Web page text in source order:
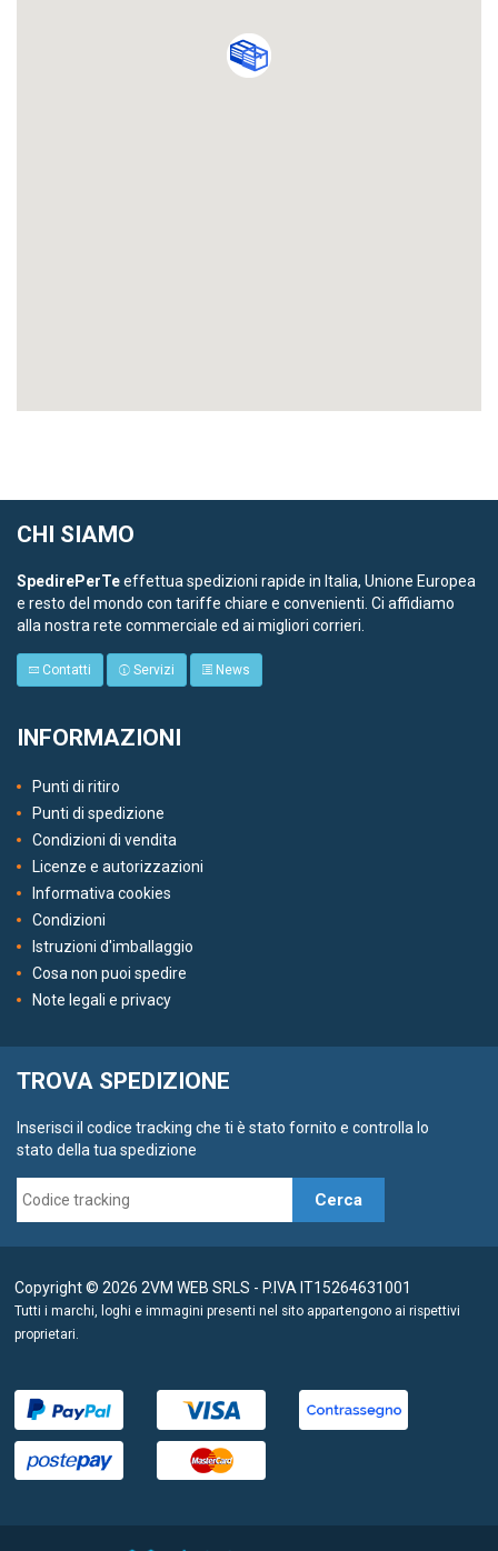
CHI SIAMO
SpedirePerTeeffettua spedizioni rapide in Italia, Unione Europea
e resto del mondo con tariffe chiare e convenienti. Ci affidiamo
alla nostra rete commerciale ed ai migliori corrieri.
Contatti Servizi News
INFORMAZIONI
Punti di ritiro
Punti di spedizione
Condizioni di vendita
Licenze e autorizzazioni
Informativa cookies
Condizioni
Istruzioni d'imballaggio
Cosa non puoi spedire
Note legali e privacy
TROVA SPEDIZIONE
Inserisci il codice tracking che ti è stato fornito e controlla lo
stato della tua spedizione
Cerca
Copyright © 2026 2VM WEB SRLS - P.IVA IT15264631001
Tutti i marchi, loghi e immagini presenti nel sito appartengono ai rispettivi
proprietari.